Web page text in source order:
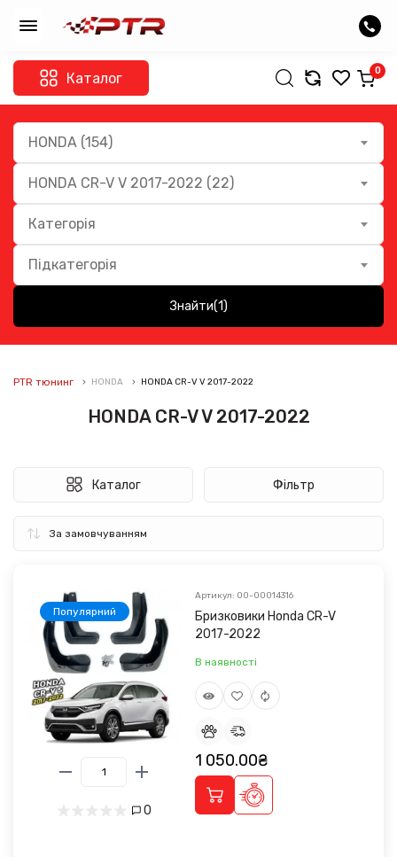
Каталог 0
HONDA (154)
HONDA CR-V V 2017-2022 (22)
Категорія
Підкатегорія
Знайти(1)
PTR тюнинг HONDA HONDA CR-V V 2017-2022
HONDA CR-V V 2017-2022
Каталог Фільтр
Популярний
0
Артикул: 00-00014316
Бризковики Honda CR-V
2017-2022
В наявності
1 050.00₴